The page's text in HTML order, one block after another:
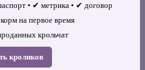
• ✔ метрика • ✔ договор
на первое время
крольчат
кроликов